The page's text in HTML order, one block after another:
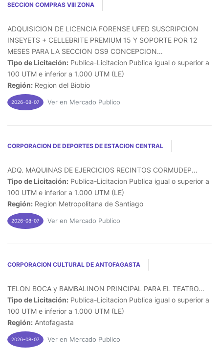
SECCION COMPRAS VIII ZONA
ADQUISICION DE LICENCIA FORENSE UFED SUSCRIPCION
INSEYETS + CELLEBRITE PREMIUM 15 Y SOPORTE POR 12
MESES PARA LA SECCION OS9 CONCEPCION...
Tipo de Licitación: Publica-Licitacion Publica igual o superior a
100 UTM e inferior a 1.000 UTM (LE)
Región: Region del Biobio
2026-08-07 Ver en Mercado Publico
CORPORACION DE DEPORTES DE ESTACION CENTRAL
ADQ. MAQUINAS DE EJERCICIOS RECINTOS CORMUDEP...
Tipo de Licitación: Publica-Licitacion Publica igual o superior a
100 UTM e inferior a 1.000 UTM (LE)
Región: Region Metropolitana de Santiago
2026-08-07 Ver en Mercado Publico
CORPORACION CULTURAL DE ANTOFAGASTA
TELON BOCA y BAMBALINON PRINCIPAL PARA EL TEATRO...
Tipo de Licitación: Publica-Licitacion Publica igual o superior a
100 UTM e inferior a 1.000 UTM (LE)
Región: Antofagasta
2026-08-07 Ver en Mercado Publico